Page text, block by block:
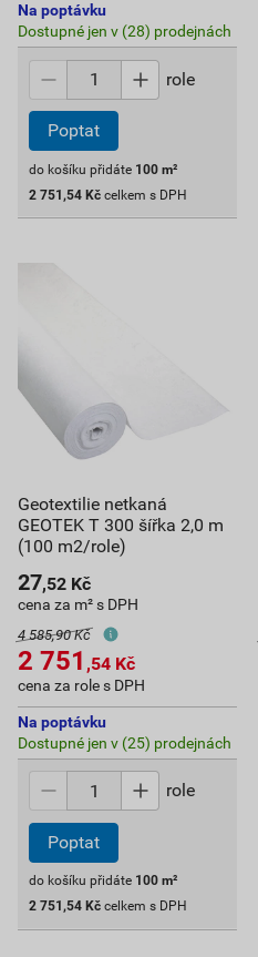
Na poptávku
Dostupné jen v (28) prodejnách
role
Poptat
do košíku přidáte 100 m²
2 751,54 Kč celkem s DPH
Geotextilie netkaná
GEOTEK T 300 šířka 2,0 m
(100 m2/role)
27,52 Kč
cena za m² s DPH
4 585,90 Kč
2 751 ,54 Kč
cena za role s DPH
Na poptávku
Dostupné jen v (25) prodejnách
role
Poptat
do košíku přidáte 100 m²
2 751,54 Kč celkem s DPH